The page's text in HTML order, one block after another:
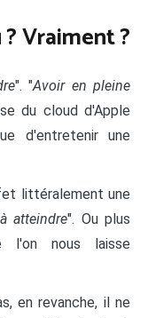
Vraiment ?
". "Avoir en pleine
du cloud d'Apple
d'entretenir une
littéralement une
atteindre". Ou plus
l'on nous laisse
en revanche, il ne